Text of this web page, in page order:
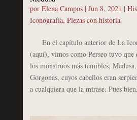
por Elena Campos| Jun 8, 2021 |
Iconografía, Piezas con historia
En el capítulo anterior de La
(aquí), vimos como Perseo tuvo que
los monstruos más temibles,
Gorgonas, cuyos cabellos eran
a cualquiera que la mirase. Pues